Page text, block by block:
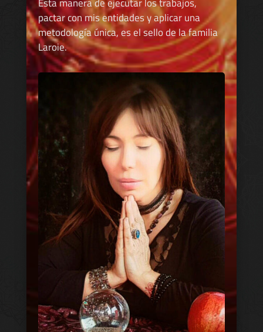
pactar con mis entidades y aplicar una
metodología única, es el sello de la familia
Laroie.